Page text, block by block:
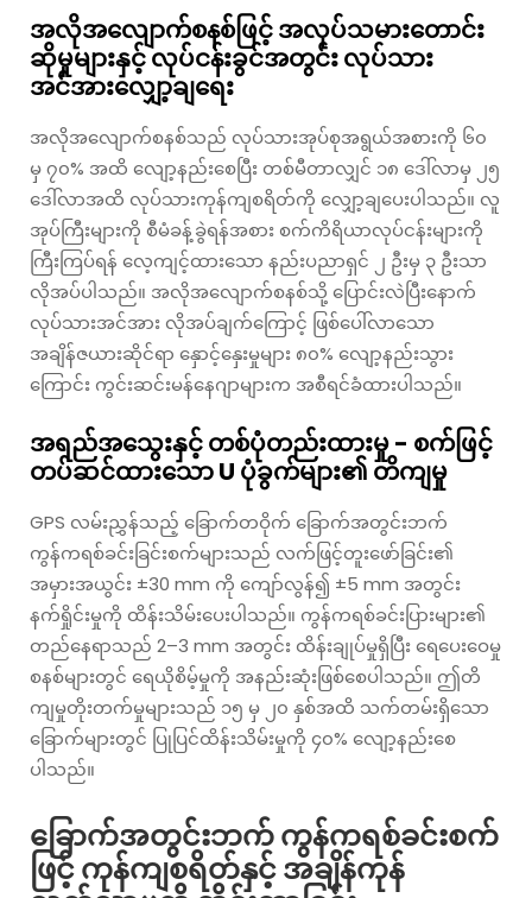
အလိုအလျောက်စနစ်ဖြင့် အလုပ်သမားတောင်း
ဆိုမှုများနှင့် လုပ်ငန်းခွင်အတွင်း လုပ်သား
အင်အားလျှော့ချရေး
အလိုအလျောက်စနစ်သည် လုပ်သားအုပ်စုအရွယ်အစားကို ၆၀
မှ ၇၀% အထိ လျော့နည်းစေပြီး တစ်မီတာလျှင် ၁၈ ဒေါ်လာမှ ၂၅
ဒေါ်လာအထိ လုပ်သားကုန်ကျစရိတ်ကို လျှော့ချပေးပါသည်။ လူ
အုပ်ကြီးများကို စီမံခန့်ခွဲရန်အစား စက်ကိရိယာလုပ်ငန်းများကို
ကြီးကြပ်ရန် လေ့ကျင့်ထားသော နည်းပညာရှင် ၂ ဦးမှ ၃ ဦးသာ
လိုအပ်ပါသည်။ အလိုအလျောက်စနစ်သို့ ပြောင်းလဲပြီးနောက်
လုပ်သားအင်အား လိုအပ်ချက်ကြောင့် ဖြစ်ပေါ်လာသော
အချိန်ဇယားဆိုင်ရာ နှောင့်နှေးမှုများ ၈၀% လျော့နည်းသွား
ကြောင်း ကွင်းဆင်းမန်နေဂျာများက အစီရင်ခံထားပါသည်။
အရည်အသွေးနှင့် တစ်ပုံတည်းထားမှု - စက်ဖြင့်
တပ်ဆင်ထားသော U ပုံခွက်များ၏ တိကျမှု
GPS လမ်းညွှန်သည့် ခြောက်တဝိုက် ခြောက်အတွင်းဘက်
ကွန်ကရစ်ခင်းခြင်းစက်များသည် လက်ဖြင့်တူးဖော်ခြင်း၏
အမှားအယွင်း ±30 mm ကို ကျော်လွန်၍ ±5 mm အတွင်း
နက်ရှိုင်းမှုကို ထိန်းသိမ်းပေးပါသည်။ ကွန်ကရစ်ခင်းပြားများ၏
တည်နေရာသည် 2–3 mm အတွင်း ထိန်းချုပ်မှုရှိပြီး ရေပေးဝေမှု
စနစ်များတွင် ရေယိုစိမ့်မှုကို အနည်းဆုံးဖြစ်စေပါသည်။ ဤတိ
ကျမှုတိုးတက်မှုများသည် ၁၅ မှ ၂၀ နှစ်အထိ သက်တမ်းရှိသော
ခြောက်များတွင် ပြုပြင်ထိန်းသိမ်းမှုကို ၄၀% လျော့နည်းစေ
ပါသည်။
ခြောက်အတွင်းဘက် ကွန်ကရစ်ခင်းစက်
ဖြင့် ကုန်ကျစရိတ်နှင့် အချိန်ကုန်